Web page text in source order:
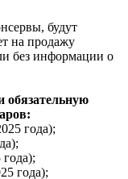
будут
на продажу
без информации о
обязательную
года);
года);